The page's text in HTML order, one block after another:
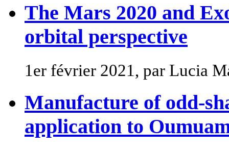
The Mars 2020 and
orbital perspective
1er février 2021, par Lucia
Manufacture of odd-
application to